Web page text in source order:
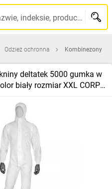
Szukaj po nazwie, indeksie, producencie, kodzie kreskowym...
Odzież ochronna Kombinezony
deltatek 5000 gumka w
biały rozmiar XXL CORP